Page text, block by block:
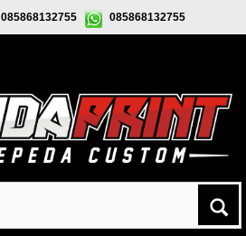
085868132755 085868132755